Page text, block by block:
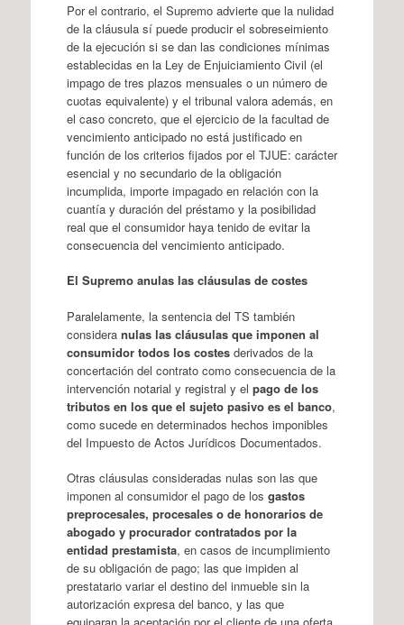
Por el contrario, el Supremo advierte que la nulidad
de la cláusula sí puede producir el sobreseimiento
de la ejecución si se dan las condiciones mínimas
establecidas en la Ley de Enjuiciamiento Civil (el
impago de tres plazos mensuales o un número de
cuotas equivalente) y el tribunal valora además, en
el caso concreto, que el ejercicio de la facultad de
vencimiento anticipado no está justificado en
función de los criterios fijados por el TJUE: carácter
esencial y no secundario de la obligación
incumplida, importe impagado en relación con la
cuantía y duración del préstamo y la posibilidad
real que el consumidor haya tenido de evitar la
consecuencia del vencimiento anticipado.
El Supremo anulas las cláusulas de costes
Paralelamente, la sentencia del TS también
considera nulas las cláusulas que imponen al
consumidor todos los costesderivados de la
concertación del contrato como consecuencia de la
intervención notarial y registral y el pago de los
tributos en los que el sujeto pasivo es el banco,
como sucede en determinados hechos imponibles
del Impuesto de Actos Jurídicos Documentados.
Otras cláusulas consideradas nulas son las que
imponen al consumidor el pago de los gastos
preprocesales, procesales o de honorarios de
abogado y procurador contratados por la
entidad prestamista, en casos de incumplimiento
de su obligación de pago; las que impiden al
prestatario variar el destino del inmueble sin la
autorización expresa del banco, y las que